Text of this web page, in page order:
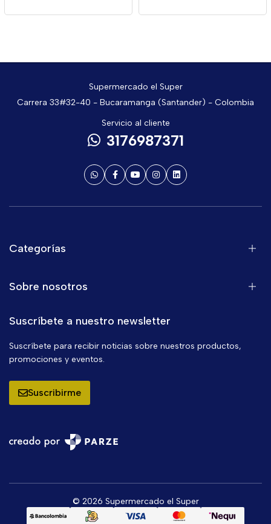
Supermercado el Super
Carrera 33#32-40 - Bucaramanga (Santander) - Colombia
Servicio al cliente
3176987371
Categorías
Sobre nosotros
Suscríbete a nuestro newsletter
Suscríbete para recibir noticias sobre nuestros productos,
promociones y eventos.
Suscribirme
© 2026 Supermercado el Super